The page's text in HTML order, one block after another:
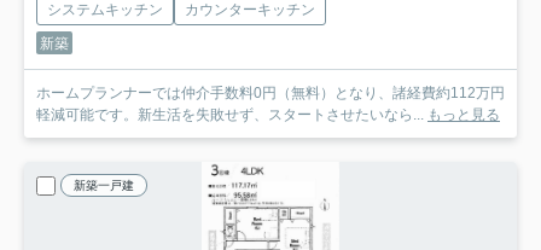
システムキッチン
カウンターキッチン
新築
ホームプランナーでは仲介手数料0円（無料）となり、諸経費約112万円
軽減可能です。新生活を失敗せず、スタートさせたいなら... もっと見る
新築一戸建